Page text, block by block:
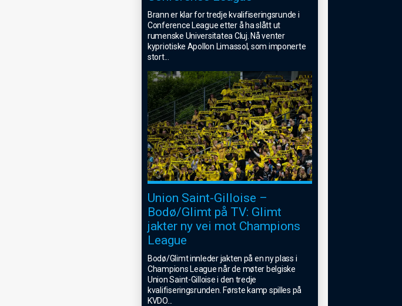
Brann er klar for tredje kvalifiseringsrunde i
Conference League etter å ha slått ut
rumenske Universitatea Cluj. Nå venter
kypriotiske Apollon Limassol, som imponerte
stort...
Union Saint-Gilloise –
Bodø/Glimt på TV: Glimt
jakter ny vei mot Champions
League
Bodø/Glimt innleder jakten på en ny plass i
Champions League når de møter belgiske
Union Saint-Gilloise i den tredje
kvalifiseringsrunden. Første kamp spilles på
KVDO...